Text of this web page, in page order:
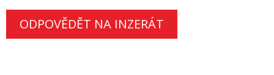
ODPOVĚDĚT NA INZERÁT